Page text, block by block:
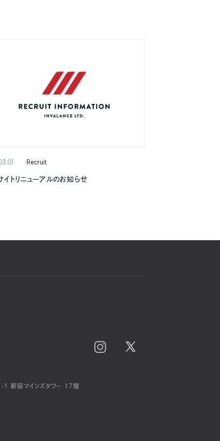
Recruit
イトリニューアルのお知らせ
新宿マインズタワー 17階